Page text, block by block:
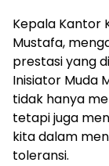
Kepala Kantor
Mustafa,
prestasi yang
Inisiator Muda
tidak hanya
tetapi juga
kita dalam
toleransi.